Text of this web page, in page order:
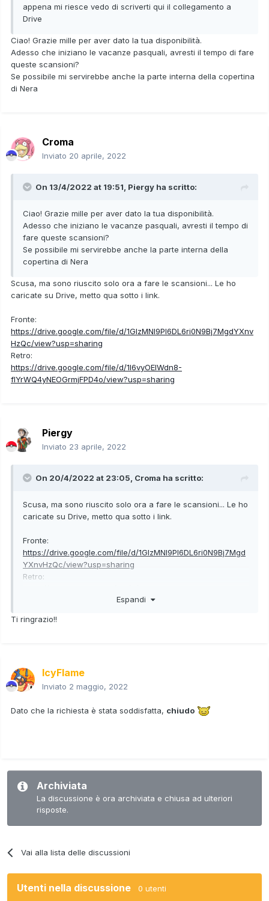
appena mi riesce vedo di scriverti qui il collegamento a
Drive
Ciao! Grazie mille per aver dato la tua disponibilità.
Adesso che iniziano le vacanze pasquali, avresti il tempo di fare
queste scansioni?
Se possibile mi servirebbe anche la parte interna della copertina
di Nera
Croma
Inviato 20 aprile, 2022
On 13/4/2022 at 19:51, Piergy ha scritto:
Ciao! Grazie mille per aver dato la tua disponibilità.
Adesso che iniziano le vacanze pasquali, avresti il tempo di
fare queste scansioni?
Se possibile mi servirebbe anche la parte interna della
copertina di Nera
Scusa, ma sono riuscito solo ora a fare le scansioni... Le ho
caricate su Drive, metto qua sotto i link.
Fronte:
https://drive.google.com/file/d/1GlzMNI9Pl6DL6ri0N9Bj7MgdYXnv
HzQc/view?usp=sharing
Retro:
https://drive.google.com/file/d/1l6vyOEIWdn8-
flYrWQ4yNEOGrmjFPD4o/view?usp=sharing
Piergy
Inviato 23 aprile, 2022
On 20/4/2022 at 23:05, Croma ha scritto:
Scusa, ma sono riuscito solo ora a fare le scansioni... Le ho
caricate su Drive, metto qua sotto i link.
Fronte:
https://drive.google.com/file/d/1GlzMNI9Pl6DL6ri0N9Bj7Mgd
YXnvHzQc/view?usp=sharing
Retro:
flYrWQ4yNEOGrmjFPD4o/view?usp=sharing
Espandi
Ti ringrazio!!
IcyFlame
Inviato 2 maggio, 2022
Dato che la richiesta è stata soddisfatta, chiudo
Archiviata
La discussione è ora archiviata e chiusa ad ulteriori
risposte.
Vai alla lista delle discussioni
Utenti nella discussione 0 utenti